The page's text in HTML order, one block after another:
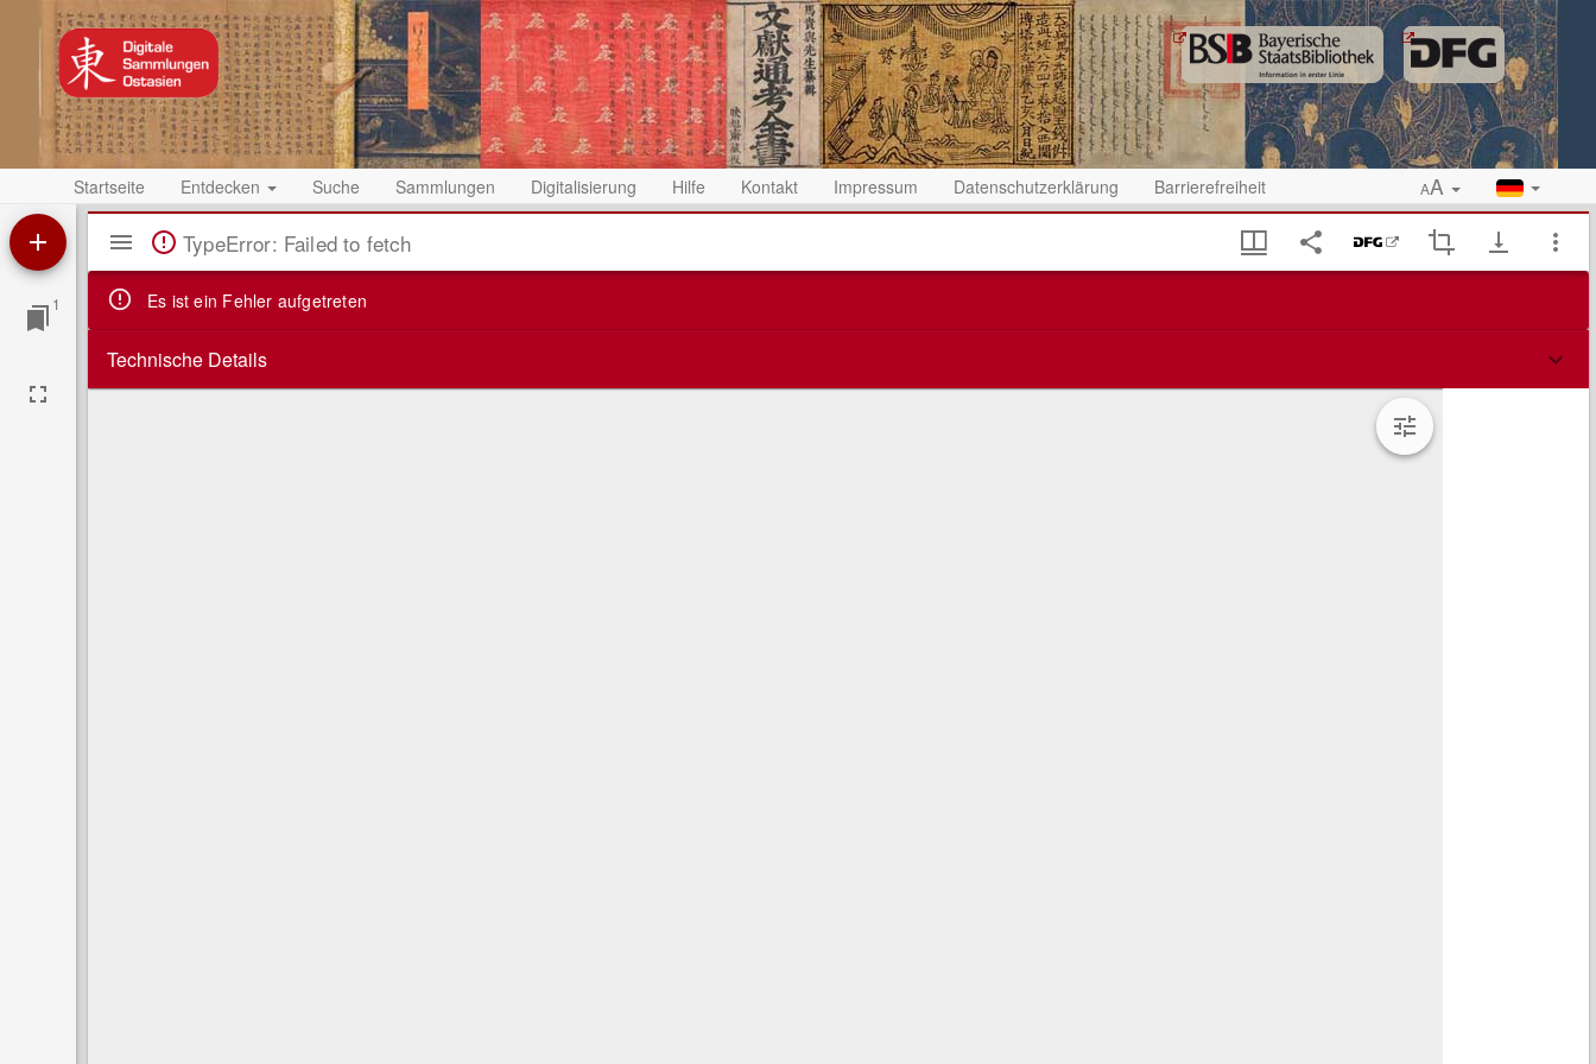
Startseite Entdecken Suche Sammlungen Digitalisierung Hilfe Kontakt Impressum Datenschutzerklärung Barrierefreiheit AA
1
Mirador
ViewerTypeError: Failed to fetch
Es ist ein Fehler aufgetreten
Technische Details